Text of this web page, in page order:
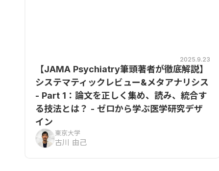
2025.9.23
【JAMA Psychiatry筆頭著者が徹底解説】
システマティックレビュー&メタアナリシス
- Part 1：論文を正しく集め、読み、統合す
る技法とは？ - ゼロから学ぶ医学研究デザ
イン
東京大学
古川 由己